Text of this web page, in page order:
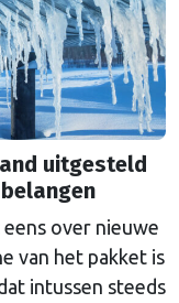
uitgesteld
over nieuwe
van het pakket is
intussen steeds